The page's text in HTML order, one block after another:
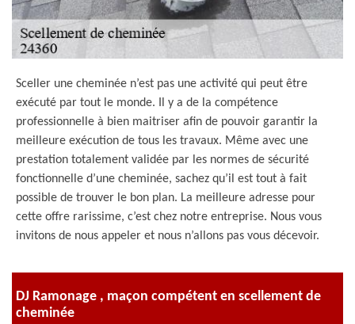
Sceller une cheminée n’est pas une activité qui peut être
exécuté par tout le monde. Il y a de la compétence
professionnelle à bien maitriser afin de pouvoir garantir la
meilleure exécution de tous les travaux. Même avec une
prestation totalement validée par les normes de sécurité
fonctionnelle d’une cheminée, sachez qu’il est tout à fait
possible de trouver le bon plan. La meilleure adresse pour
cette offre rarissime, c’est chez notre entreprise. Nous vous
invitons de nous appeler et nous n’allons pas vous décevoir.
DJ Ramonage , maçon compétent en scellement de
cheminée